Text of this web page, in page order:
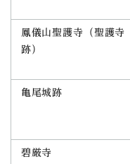
鳳儀山聖護寺（聖護寺
跡）
亀尾城跡
碧厳寺